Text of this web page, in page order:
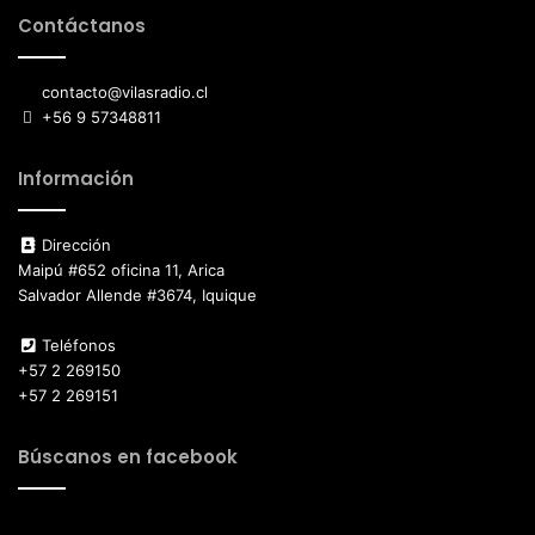
Contáctanos
contacto@vilasradio.cl
+56 9 57348811
Información
Dirección
Maipú #652 oficina 11, Arica
Salvador Allende #3674, Iquique
Teléfonos
+57 2 269150
+57 2 269151
Búscanos en facebook